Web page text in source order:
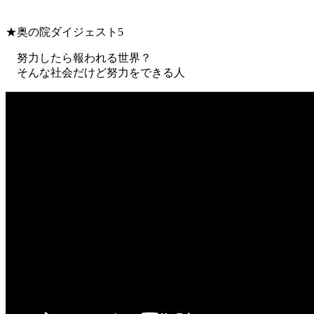
★奥の院ダイジェスト5
努力したら報われる世界？
そんな社会だけど努力をできる人